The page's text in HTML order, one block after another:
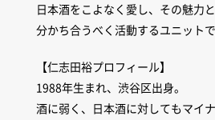
日本酒をこよなく愛し、その魅力
分かち合うべく活動するユニットで
【仁志田裕プロフィール】
1988年生まれ、渋谷区出身。
酒に弱く、日本酒に対してもマイ